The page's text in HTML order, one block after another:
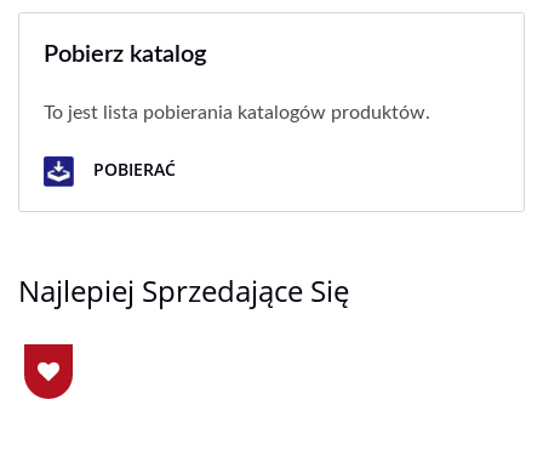
Pobierz katalog
To jest lista pobierania katalogów produktów.
POBIERAĆ
Najlepiej Sprzedające Się